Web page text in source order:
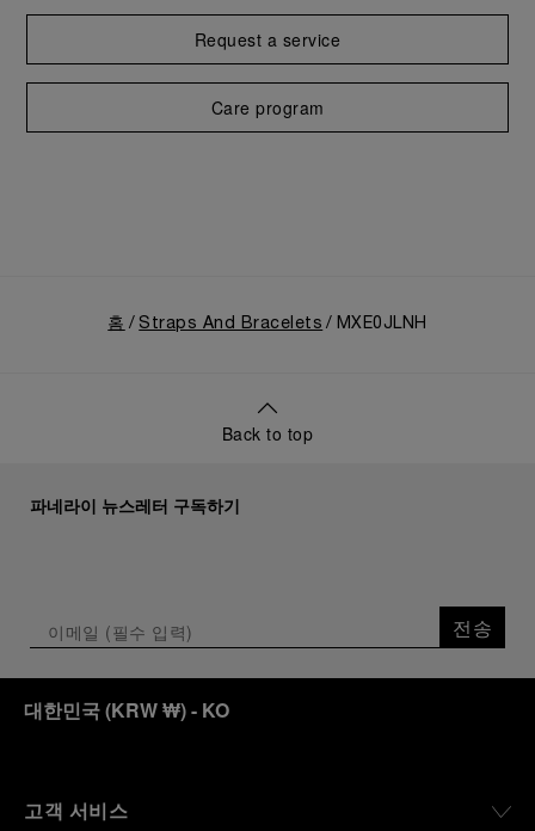
Request a service
Care program
홈 Straps And Bracelets MXE0JLNH
Back to top
파네라이 뉴스레터 구독하기
전송
대한민국(KRW ₩)- KO
고객 서비스